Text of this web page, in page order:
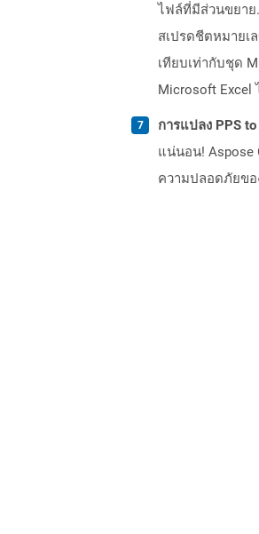
ไฟล์ที่มีส่วนขยาย
สเปรดชีตหมายเ
เทียบเท่ากับชุด
Microsoft
การแปลง PPS
แน่นอน! Aspose
ความปลอดภัยขอ